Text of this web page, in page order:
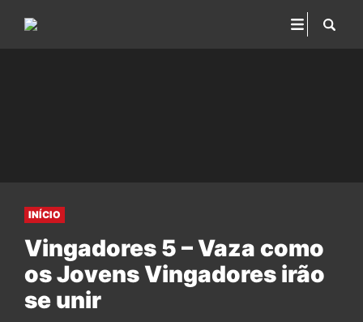
INÍCIO
Vingadores 5 – Vaza como
os Jovens Vingadores irão
se unir